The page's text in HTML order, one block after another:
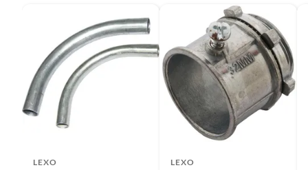
Tipo de encendido
Requiere Serial Number No
LEXO LEXO